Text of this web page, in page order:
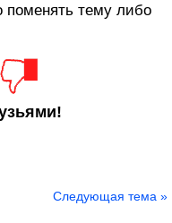
поменять тему либо
Следующая тема »